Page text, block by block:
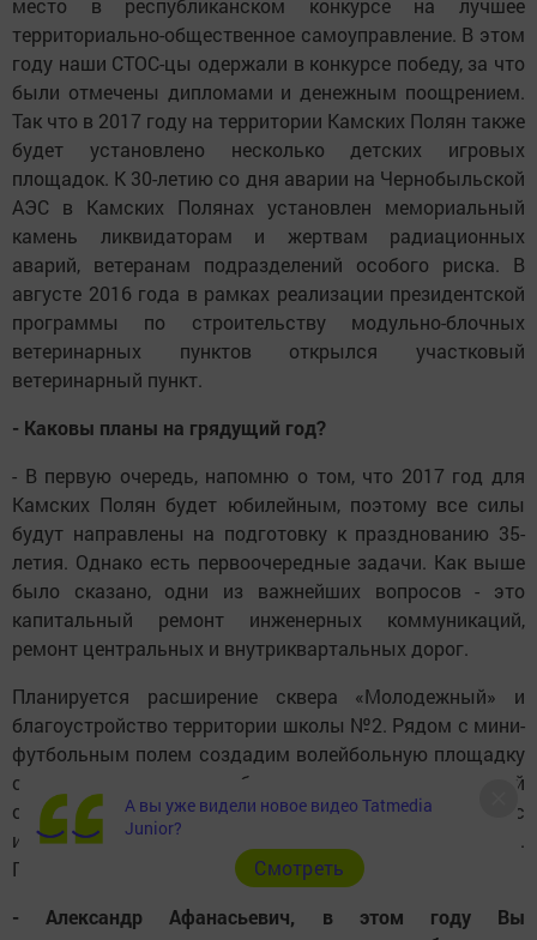
место в республиканском конкурсе на лучшее
территориально-общественное самоуправление. В этом
году наши СТОС-цы одержали в конкурсе победу, за что
были отмечены дипломами и денежным поощрением.
Так что в 2017 году на территории Камских Полян также
будет установлено несколько детских игровых
площадок. К 30-летию со дня аварии на Чернобыльской
АЭС в Камских Полянах установлен мемориальный
камень ликвидаторам и жертвам радиационных
аварий, ветеранам подразделений особого риска. В
августе 2016 года в рамках реализации президентской
программы по строительству модульно-блочных
ветеринарных пунктов открылся участковый
ветеринарный пункт.
- Каковы планы на грядущий год?
- В первую очередь, напомню о том, что 2017 год для
Камских Полян будет юбилейным, поэтому все силы
будут направлены на подготовку к празднованию 35-
летия. Однако есть первоочередные задачи. Как выше
было сказано, одни из важнейших вопросов - это
капитальный ремонт инженерных коммуникаций,
ремонт центральных и внутриквартальных дорог.
Планируется расширение сквера «Молодежный» и
благоустройство территории школы №2. Рядом с мини-
футбольным полем создадим волейбольную площадку
с дополнительным оборудованием для занятий
спортом. В планах - строительство футбольного поля с
искусственным покрытием на территории школы №1.
Продолжим капитальный ремонт жилого фонда.
- Александр Афанасьевич, в этом году Вы
А вы уже видели новое видео Tatmedia
Junior?
Cмотреть